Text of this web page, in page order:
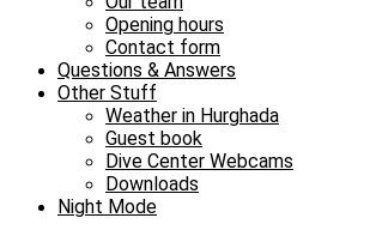
Opening hours
Contact form
Questions & Answers
Other Stuff
Weather in Hurghada
Guest book
Dive Center Webcams
Downloads
Night Mode